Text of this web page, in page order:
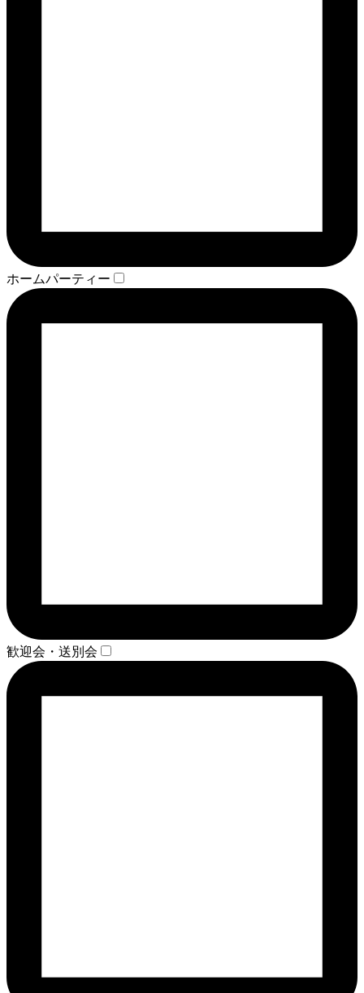
ホームパーティー
歓迎会・送別会